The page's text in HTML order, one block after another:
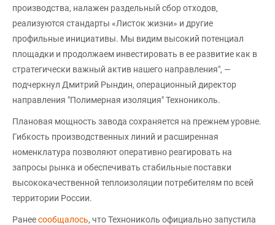
производства, налажен раздельный сбор отходов,
реализуются стандарты «Листок жизни» и другие
профильные инициативы. Мы видим высокий потенциал
площадки и продолжаем инвестировать в ее развитие как в
стратегически важный актив нашего направления", —
подчеркнул Дмитрий Рындин, операционный директор
направления "Полимерная изоляция" Технониколь.
Плановая мощность завода сохраняется на прежнем уровне.
Гибкость производственных линий и расширенная
номенклатура позволяют оперативно реагировать на
запросы рынка и обеспечивать стабильные поставки
высококачественной теплоизоляции потребителям по всей
территории России.
Ранеесообщалось, что Технониколь официально запустила